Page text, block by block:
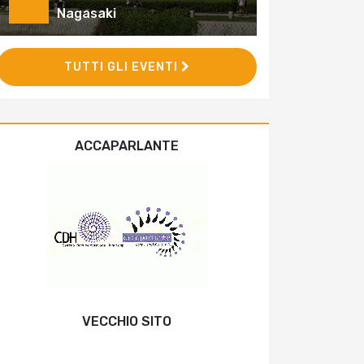
Nagasaki
TUTTI GLI EVENTI
ACCAPARLANTE
VECCHIO SITO